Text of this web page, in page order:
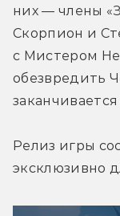
них — члены
Скорпион и
с Мистером
обезвредить
Релиз игры
эксклюзивно